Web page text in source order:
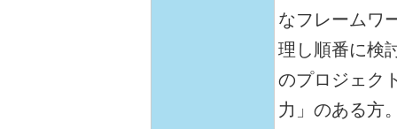
なフレームワ
理し順番に検
のプロジェク
力」のある方